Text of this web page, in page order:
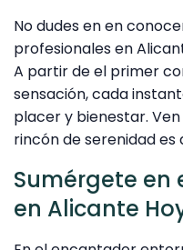
No dudes en en
profesionales en
A partir de el primer
sensación, cada
placer y bienestar.
rincón de serenidad es
Sumérgete en
en Alicante